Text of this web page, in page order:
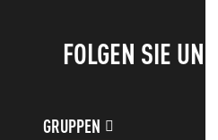
FOLGEN SIE UNS!
GRUPPEN